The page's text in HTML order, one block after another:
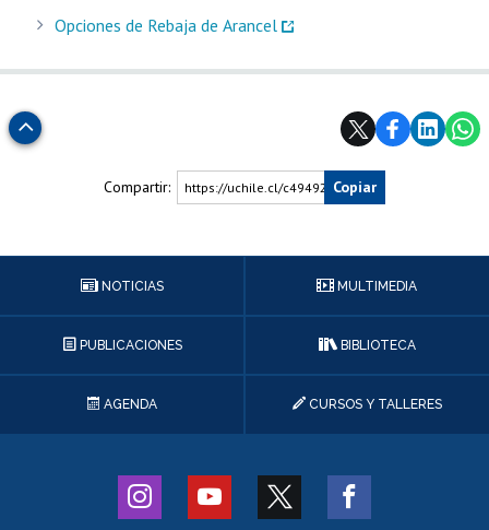
Opciones de Rebaja de Arancel
Subir
Compartir: https://uchile.cl/c49492 Copiar
NOTICIAS MULTIMEDIA
PUBLICACIONES BIBLIOTECA
AGENDA CURSOS Y TALLERES